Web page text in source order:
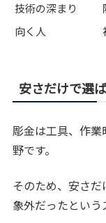
技術の深まり
向く人
安さだけで選
彫金は工具、作
野です。
そのため、安さ
象外だったという